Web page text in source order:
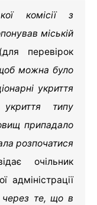
комісії з
міській
(для перевірок
можна було
укриття
типу
припадало
розпочатися
очільник
адміністрації
те, що в